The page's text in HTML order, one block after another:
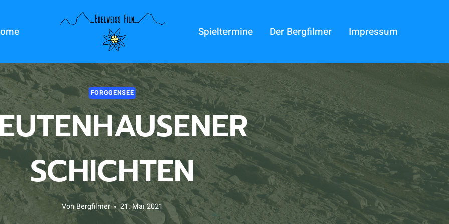
Spieltermine Der Bergfilmer Impressum
FORGGENSEE
SCHICHTEN
VonBergfilmer 21. Mai 2021